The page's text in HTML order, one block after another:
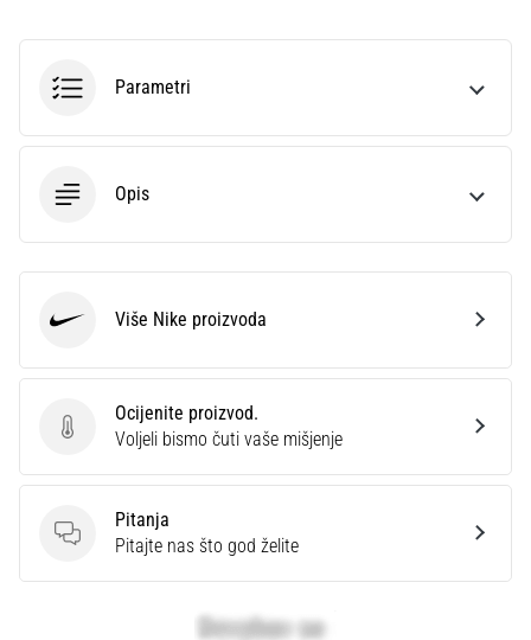
Parametri
Opis
Ocijenite proizvod.
Ocijenite proizvod.
Voljeli bismo čuti vaše mišjenje
Pitanja
Pitanja
Pitajte nas što god želite
Više Nike proizvoda